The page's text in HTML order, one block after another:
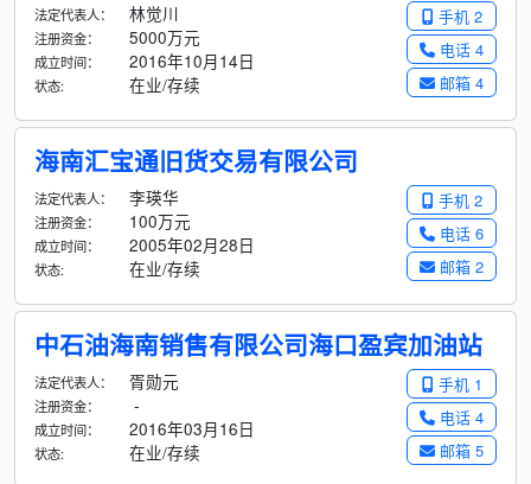
手机 2
电话 4
邮箱 4
法定代表人： 林觉川
注册资金： 5000万元
成立时间： 2016年10月14日
状态: 在业/存续
海南汇宝通旧货交易有限公司
手机 2
电话 6
邮箱 2
法定代表人： 李瑛华
注册资金： 100万元
成立时间： 2005年02月28日
状态: 在业/存续
中石油海南销售有限公司海口盈宾加油站
手机 1
电话 4
邮箱 5
法定代表人： 胥勋元
注册资金： -
成立时间： 2016年03月16日
状态: 在业/存续